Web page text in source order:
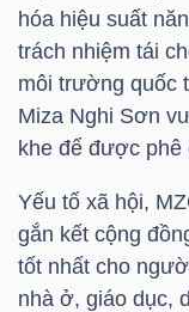
hóa hiệu suất
trách nhiệm tái
môi trường quốc
Miza Nghi Sơn
khe để được phê
Yếu tố xã hội,
gắn kết cộng
tốt nhất cho
nhà ở, giáo dục,
SÓC
SỨC
KHỎE
TÀI
CHÍNH